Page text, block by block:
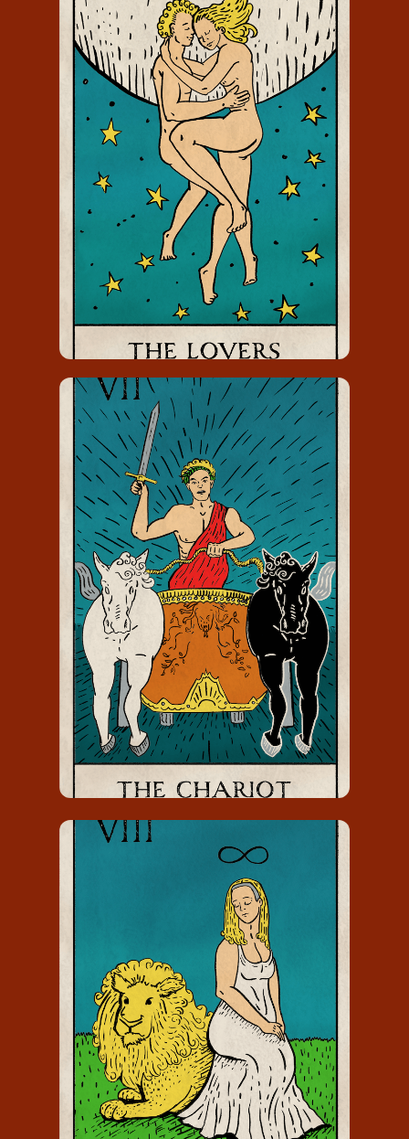
DE GELIEFDEN
De Geliefden draagt het nummer 6
en staat voor de liefde in al haar
aspecten.
DE ZEGEWAGEN
De Zegewagen draagt het nummer 7
en staat voor: met je kennis de
wereld intrekken.
KRACHT
De kaart Kracht draagt het nummer 8
en staat voor: in je kracht staan.